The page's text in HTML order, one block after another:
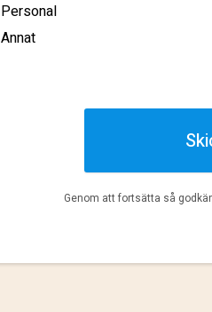
Personal
Annat
Genom att fortsätta så